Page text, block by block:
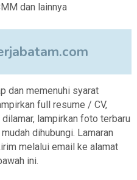
dan lainnya
dan memenuhi syarat
full resume / CV,
lampirkan foto terbaru
dihubungi. Lamaran
melalui email ke alamat
ini.